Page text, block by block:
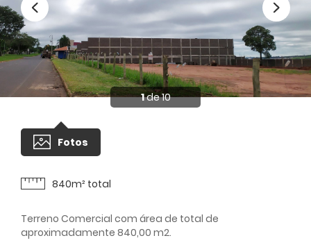
1de 10
Fotos
840m² total
Terreno Comercial com área de total de
aproximadamente 840,00 m2.